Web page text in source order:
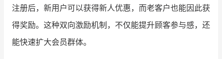
注册后，新用户可以获得新人优惠，而老客户也能因此获
得奖励。这种双向激励机制，不仅能提升顾客参与感，还
能快速扩大会员群体。